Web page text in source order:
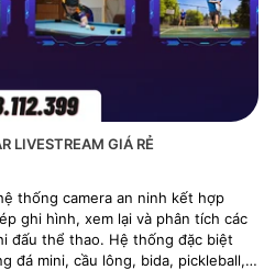
LIVESTREAM GIÁ RẺ
thống camera an ninh kết hợp
ghi hình, xem lại và phân tích các
đấu thể thao. Hệ thống đặc biệt
đá mini, cầu lông, bida, pickleball,